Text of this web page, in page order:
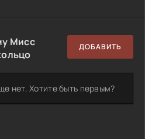
Мисс
ДОБАВИТЬ
нет. Хотите быть первым?